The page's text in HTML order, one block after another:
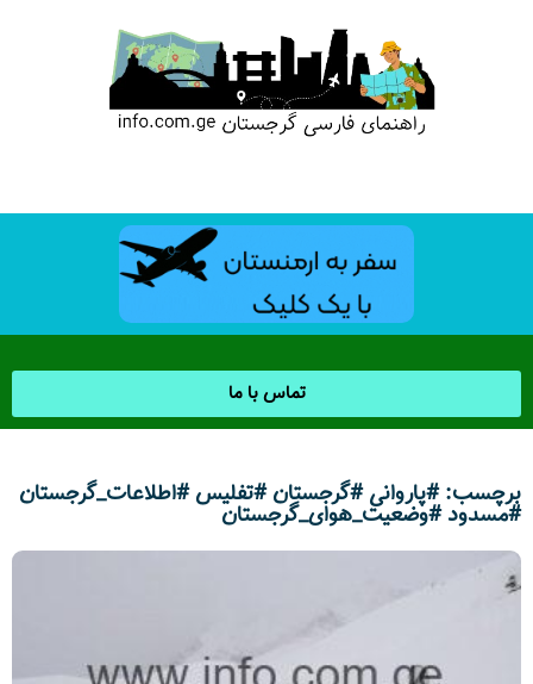
تماس با ما
برچسب: #پاروانی #گرجستان #تفلیس #اطلاعات_گرجستان
#مسدود #وضعیت_هوای_گرجستان